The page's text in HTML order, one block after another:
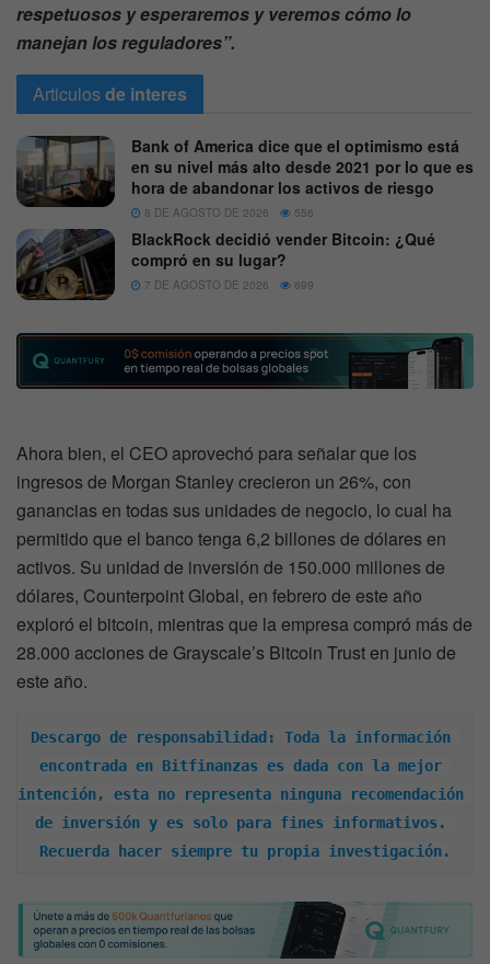
respetuosos y esperaremos y veremos cómo lo
manejan los reguladores”.
Articulosde interes
Bank of America dice que el optimismo está
en su nivel más alto desde 2021 por lo que es
hora de abandonar los activos de riesgo
8 DE AGOSTO DE 2026 556
BlackRock decidió vender Bitcoin: ¿Qué
compró en su lugar?
7 DE AGOSTO DE 2026 699
Ahora bien, el CEO aprovechó para señalar que los
ingresos de Morgan Stanley crecieron un 26%, con
ganancias en todas sus unidades de negocio, lo cual ha
permitido que el banco tenga 6,2 billones de dólares en
activos. Su unidad de inversión de 150.000 millones de
dólares, Counterpoint Global, en febrero de este año
exploró el bitcoin, mientras que la empresa compró más de
28.000 acciones de Grayscale’s Bitcoin Trust en junio de
este año.
Descargo de responsabilidad: Toda la información
encontrada en Bitfinanzas es dada con la mejor
intención, esta no representa ninguna recomendación
de inversión y es solo para fines informativos.
Recuerda hacer siempre tu propia investigación.